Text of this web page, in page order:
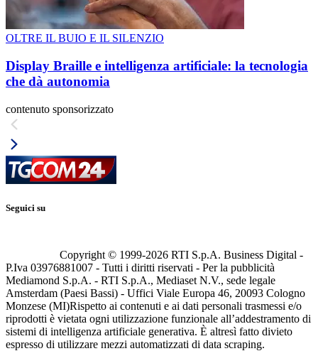
OLTRE IL BUIO E IL SILENZIO
Display Braille e intelligenza artificiale: la tecnologia
che dà autonomia
contenuto sponsorizzato
Seguici su
Copyright © 1999-2026 RTI S.p.A. Business Digital -
P.Iva 03976881007 - Tutti i diritti riservati - Per la pubblicità
Mediamond S.p.A. - RTI S.p.A., Mediaset N.V., sede legale
Amsterdam (Paesi Bassi) - Uffici Viale Europa 46, 20093 Cologno
Monzese (MI)Rispetto ai contenuti e ai dati personali trasmessi e/o
riprodotti è vietata ogni utilizzazione funzionale all’addestramento di
sistemi di intelligenza artificiale generativa. È altresì fatto divieto
espresso di utilizzare mezzi automatizzati di data scraping.